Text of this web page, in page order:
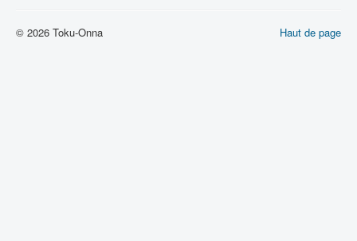
Haut de page
© 2026 Toku-Onna